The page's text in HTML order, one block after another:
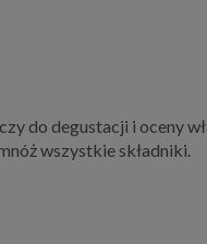
do degustacji i oceny
wszystkie składniki.